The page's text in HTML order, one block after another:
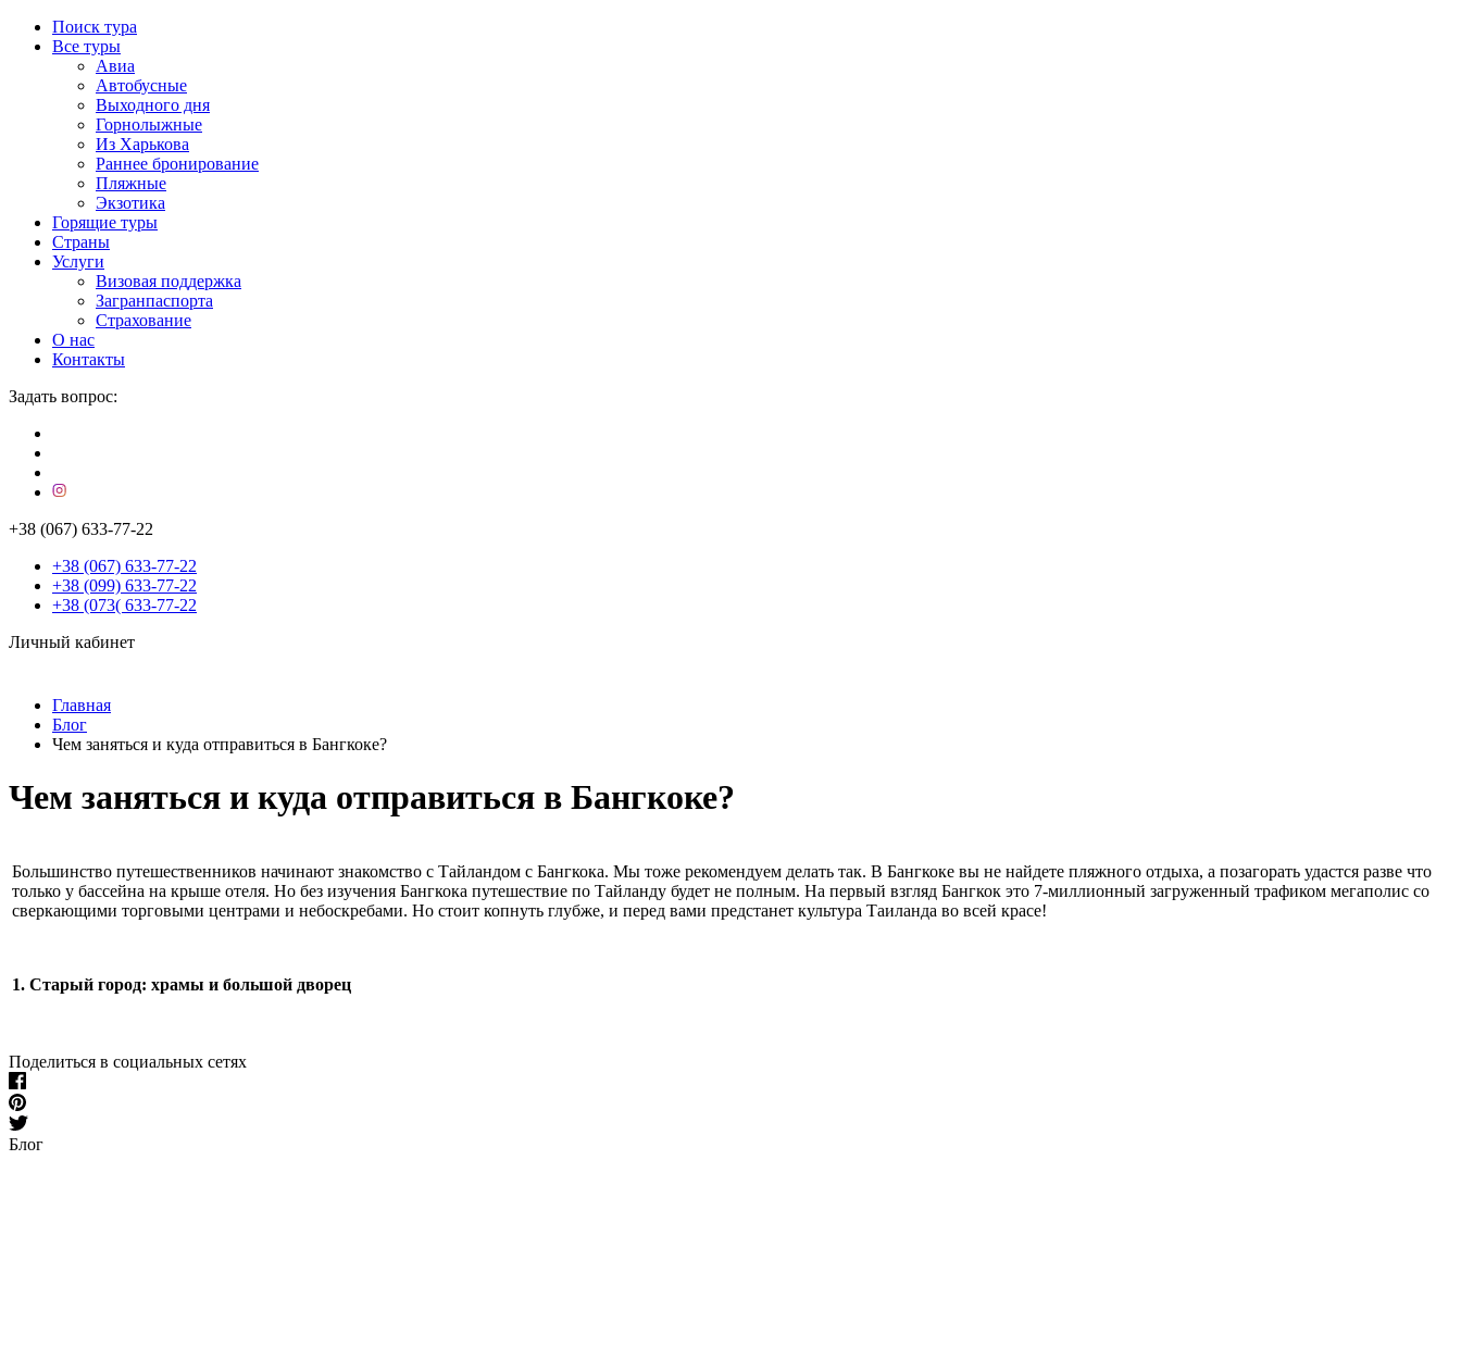
Поиск тура
Все туры
Авиа
Автобусные
Выходного дня
Горнолыжные
Из Харькова
Раннее бронирование
Пляжные
Экзотика
Горящие туры
Страны
Услуги
Визовая поддержка
Загранпаспорта
Страхование
О нас
Контакты
Задать вопрос:
+38 (067) 633-77-22
+38 (067) 633-77-22
+38 (099) 633-77-22
+38 (073( 633-77-22
Личный кабинет
Главная
Блог
Чем заняться и куда отправиться в Бангкоке?
Чем заняться и куда отправиться в Бангкоке?
Большинство путешественников начинают знакомство с Тайландом с Бангкока. Мы тоже рекомендуем делать так. В Бангкоке вы не найдете пляжного отдыха, а позагорать удастся разве что
только у бассейна на крыше отеля. Но без изучения Бангкока путешествие по Тайланду будет не полным. На первый взгляд Бангкок это 7-миллионный загруженный трафиком мегаполис со
сверкающими торговыми центрами и небоскребами. Но стоит копнуть глубже, и перед вами предстанет культура Таиланда во всей красе!
1. Старый город: храмы и большой дворец
Поделиться в социальных сетях
Блог